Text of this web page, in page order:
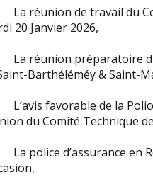
réunion de travail du
20 Janvier 2026,
réunion préparatoire du
Barthéléméy & Saint-
favorable de la
du Comité Technique
police d’assurance en